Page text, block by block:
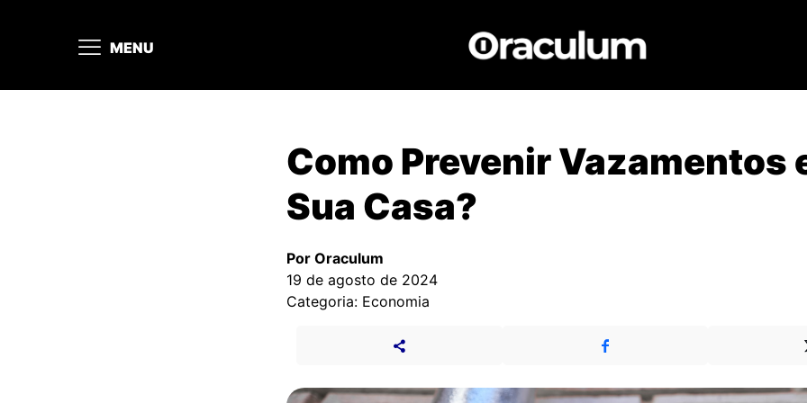
MENU
Como Prevenir Vazamentos
Sua Casa?
Por Oraculum
19 de agosto de 2024
Categoria: Economia